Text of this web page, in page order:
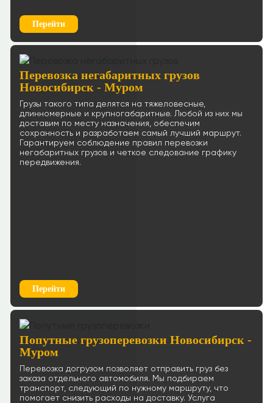
Перейти
Перевозка негабаритных грузов
Новосибирск - Муром
Грузы такого типа делятся на тяжеловесные,
длинномерные и крупногабаритные. Любой из них мы
доставим по месту назначения, обеспечим
сохранность и разработаем самый лучший маршрут.
Гарантируем соблюдение правил перевозки
негабаритных грузов и четкое следование графику
передвижения.
Перейти
Попутные грузоперевозки Новосибирск -
Муром
Перевозка догрузом позволяет отправить груз без
заказа отдельного автомобиля. Мы подбираем
транспорт, следующий по нужному маршруту, что
помогает снизить расходы на доставку. Услуга